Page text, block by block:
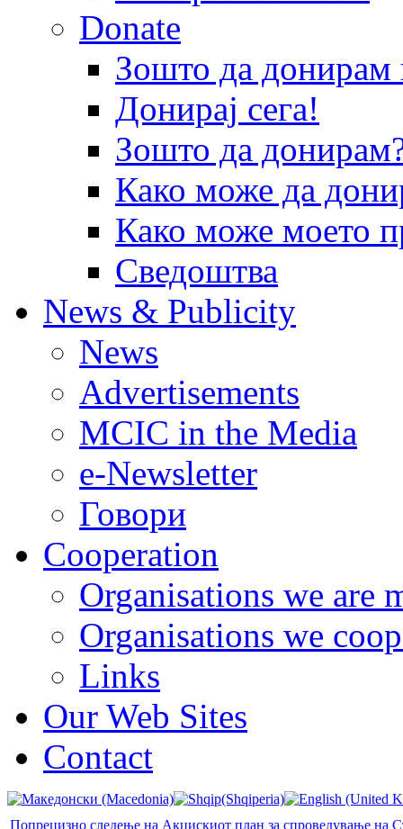
Donate
Зошто да
Донирај сега!
Зошто да
Како може да
Како може моето
Сведоштва
News & Publicity
News
Advertisements
MCIC in the Media
e-Newsletter
Говори
Cooperation
Organisations we are
Organisations we
Links
Our Web Sites
Contact
Попрецизно следење на Акцискиот план за спроведување на